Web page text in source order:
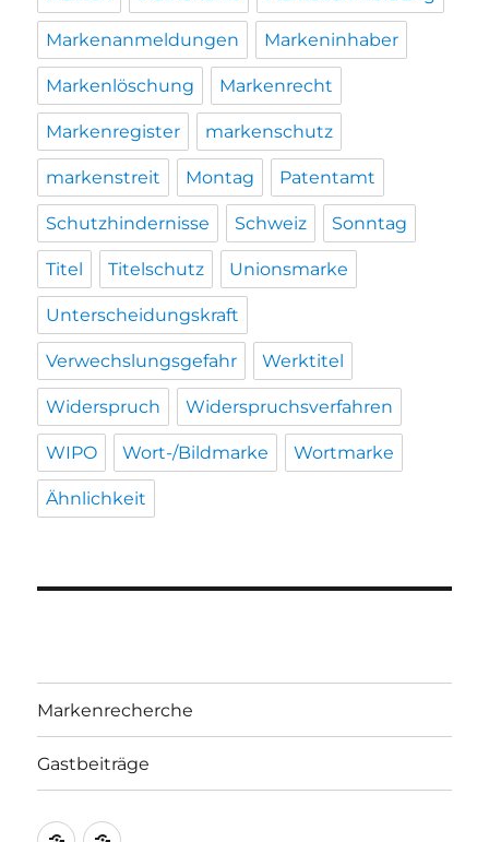
Markenanmeldungen Markeninhaber
Markenlöschung Markenrecht
Markenregister markenschutz
markenstreit Montag Patentamt
Schutzhindernisse Schweiz Sonntag
Titel Titelschutz Unionsmarke
Unterscheidungskraft
Verwechslungsgefahr Werktitel
Widerspruch Widerspruchsverfahren
WIPO Wort-/Bildmarke Wortmarke
Ähnlichkeit
Markenrecherche
Gastbeiträge
Markenrecherche
Gastbeiträge